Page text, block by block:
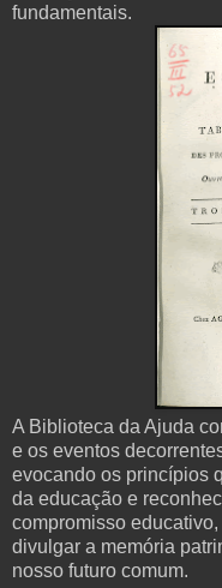
fundamentais.
A Biblioteca da Ajuda
e os eventos
evocando os princípios
da educação e
compromisso
divulgar a memória
nosso futuro comum.